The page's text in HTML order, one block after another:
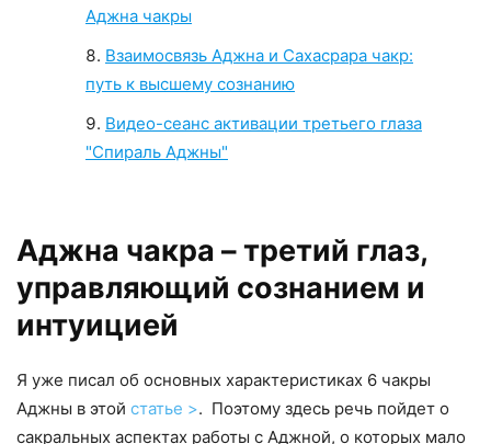
Аджна чакры
Взаимосвязь Аджна и Сахасрара чакр:
путь к высшему сознанию
Видео-сеанс активации третьего глаза
"Спираль Аджны"
Аджна чакра – третий глаз,
управляющий сознанием и
интуицией
Я уже писал об основных характеристиках 6 чакры
Аджны в этой статье >. Поэтому здесь речь пойдет о
сакральных аспектах работы с Аджной, о которых мало